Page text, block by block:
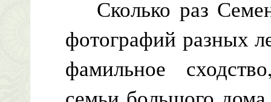
Сколько раз
фотографий разных
фамильное